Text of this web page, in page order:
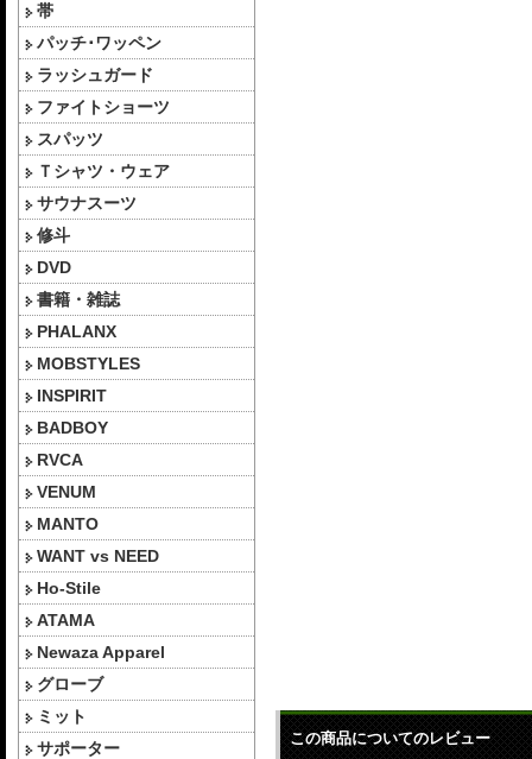
帯
パッチ･ワッペン
ラッシュガード
ファイトショーツ
スパッツ
Ｔシャツ・ウェア
サウナスーツ
修斗
DVD
書籍・雑誌
PHALANX
MOBSTYLES
INSPIRIT
BADBOY
RVCA
VENUM
MANTO
WANT vs NEED
Ho-Stile
ATAMA
Newaza Apparel
グローブ
ミット
サポーター
この商品についてのレビュー